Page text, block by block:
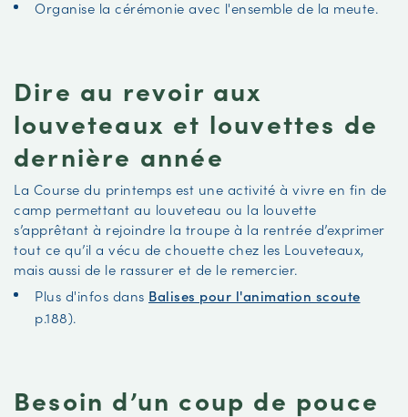
Organise la cérémonie avec l'ensemble de la meute.
Dire au revoir aux
louveteaux et louvettes de
dernière année
La Course du printemps est une activité à vivre en fin de
camp permettant au louveteau ou la louvette
s’apprêtant à rejoindre la troupe à la rentrée d’exprimer
tout ce qu’il a vécu de chouette chez les Louveteaux,
mais aussi de le rassurer et de le remercier.
Plus d'infos dans Balises pour l'animation scoute
p.188).
Besoin d’un coup de pouce